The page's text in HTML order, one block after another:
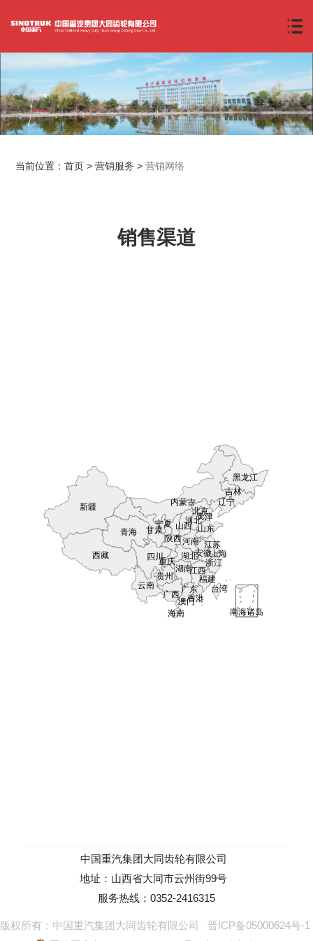
当前位置：首页 >营销服务 >营销网络
销售渠道
中国重汽集团大同齿轮有限公司
地址：山西省大同市云州街99号
服务热线：0352-2416315
版权所有：中国重汽集团大同齿轮有限公司
晋ICP备05000624号-1